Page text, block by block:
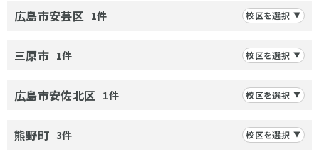
広島市安芸区 1件 校区を選択
三原市 1件 校区を選択
広島市安佐北区 1件 校区を選択
熊野町 3件 校区を選択